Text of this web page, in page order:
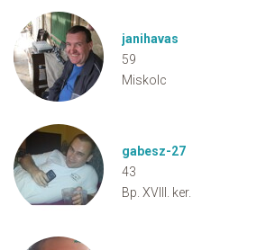
janihavas
59
Miskolc
gabesz-27
43
Bp. XVIII. ker.